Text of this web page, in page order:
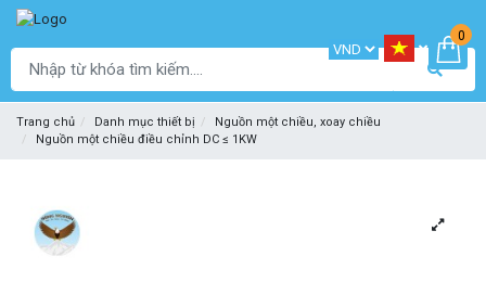
0
Trang chủ Danh mục thiết bị
Nguồn một chiều, xoay chiều
Nguồn một chiều điều chỉnh DC ≤ 1KW